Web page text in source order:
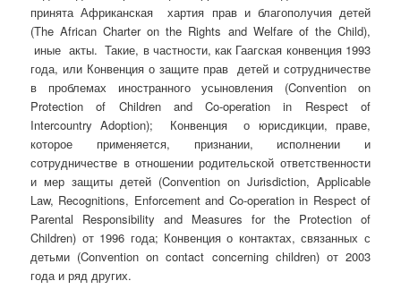
принята Африканская хартия прав и благополучия детей
(The African Charter on the Rights and Welfare of the Child),
иные акты. Такие, в частности, как Гаагская конвенция 1993
года, или Конвенция о защите прав детей и сотрудничестве
в проблемах иностранного усыновления (Convention on
Protection of Children and Co-operation in Respect of
Intercountry Adoption); Конвенция о юрисдикции, праве,
которое применяется, признании, исполнении и
сотрудничестве в отношении родительской ответственности
и мер защиты детей (Convention on Jurisdiction, Applicable
Law, Recognitions, Enforcement and Co-operation in Respect of
Parental Responsibility and Measures for the Protection of
Children) от 1996 года; Конвенция о контактах, связанных с
детьми (Convention on contact concerning children) от 2003
года и ряд других.